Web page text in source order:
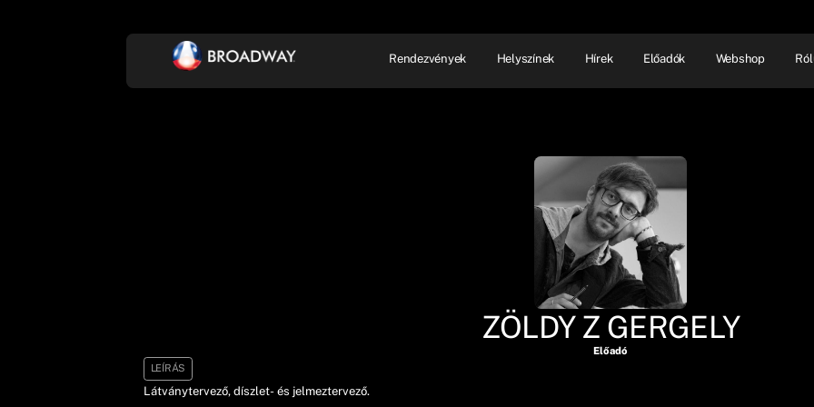
Rendezvények Helyszínek Hírek Előadók Webshop
ZÖLDY Z GERGELY
Előadó
LEÍRÁS
Látványtervező, díszlet- és jelmeztervező.